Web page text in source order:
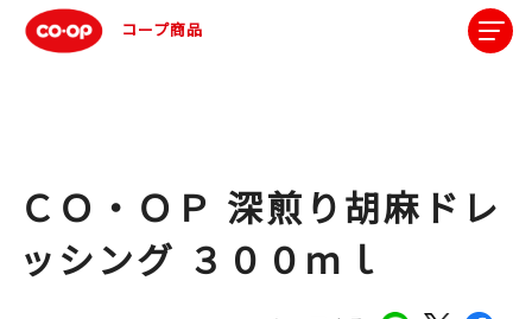
コープ商品
ＣＯ・ＯＰ 深煎り胡麻ドレ
ッシング ３００ｍｌ